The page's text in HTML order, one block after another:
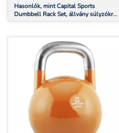
Hasonlók, mint Capital Sports
Dumbbell Rack Set, állvány súlyzókra,
készlet, 20 hely, 10 x pár súlyzó